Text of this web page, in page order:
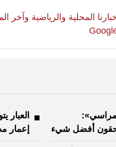
المحلية والرياضية وآخر
أفضل شيء
العبار
إعمار